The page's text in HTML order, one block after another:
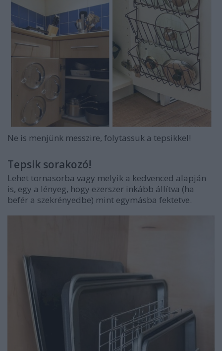
Ne is menjünk messzire, folytassuk a tepsikkel!
Tepsik sorakozó!
Lehet tornasorba vagy melyik a kedvenced alapján
is, egy a lényeg, hogy ezerszer inkább állítva (ha
befér a szekrényedbe) mint egymásba fektetve.